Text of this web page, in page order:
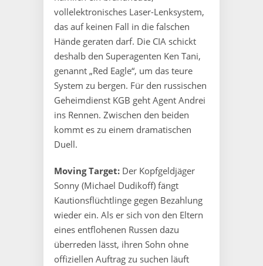
vollelektronisches Laser-Lenksystem,
das auf keinen Fall in die falschen
Hände geraten darf. Die CIA schickt
deshalb den Superagenten Ken Tani,
genannt „Red Eagle“, um das teure
System zu bergen. Für den russischen
Geheimdienst KGB geht Agent Andrei
ins Rennen. Zwischen den beiden
kommt es zu einem dramatischen
Duell.
Moving Target: Der Kopfgeldjäger
Sonny (Michael Dudikoff) fängt
Kautionsflüchtlinge gegen Bezahlung
wieder ein. Als er sich von den Eltern
eines entflohenen Russen dazu
überreden lässt, ihren Sohn ohne
offiziellen Auftrag zu suchen läuft